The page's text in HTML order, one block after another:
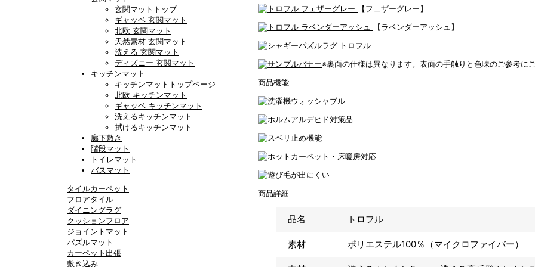
玄関マットトップ
ギャッベ 玄関マット
北欧 玄関マット
天然素材 玄関マット
洗える 玄関マット
ディズニー 玄関マット
キッチンマット
キッチンマットトップページ
北欧 キッチンマット
ギャッベ キッチンマット
洗えるキッチンマット
拭けるキッチンマット
廊下敷き
階段マット
トイレマット
バスマット
タイルカーペット
フロアタイル
ダイニングラグ
クッションフロア
ジョイントマット
パズルマット
カーペット出張
敷き込み
【フェザーグレー】
【ラベンダーアッシュ】
※裏面の仕様は異なります。表面の手触りと色味のご参考にご
商品機能
商品詳細
品名 トロフル
素材 ポリエステル100％（マイクロファイバー）